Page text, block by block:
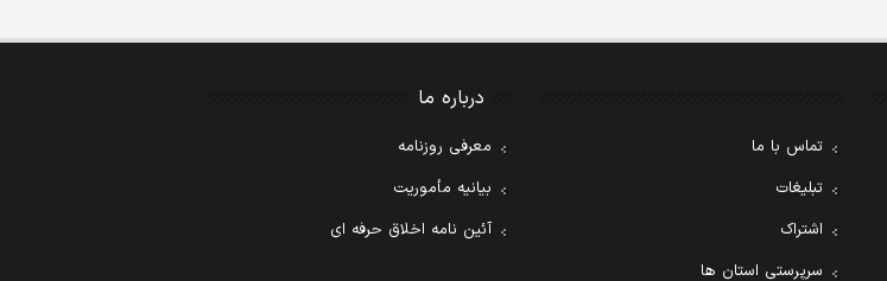
تماس با ما
تبلیغات
اشتراک
سرپرستی استان ها
درباره ما
معرفی روزنامه
بیانیه مأموریت
آئین نامه اخلاق حرفه ای